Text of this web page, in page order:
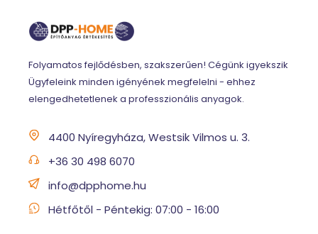
Folyamatos fejlődésben, szakszerűen! Cégünk igyekszik
Ügyfeleink minden igényének megfelelni - ehhez
elengedhetetlenek a professzionális anyagok.
4400 Nyíregyháza, Westsik Vilmos u. 3.
+36 30 498 6070
info@dpphome.hu
Hétfőtől - Péntekig: 07:00 - 16:00